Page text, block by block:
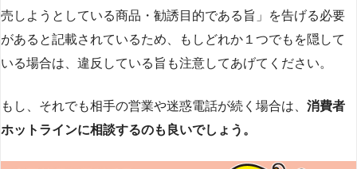
売しようとしている商品・勧誘目的である旨」を告げる必要
があると記載されているため、もしどれか１つでもを隠して
いる場合は、違反している旨も注意してあげてください。
もし、それでも相手の営業や迷惑電話が続く場合は、 消費者
ホットラインに相談するのも良いでしょう。